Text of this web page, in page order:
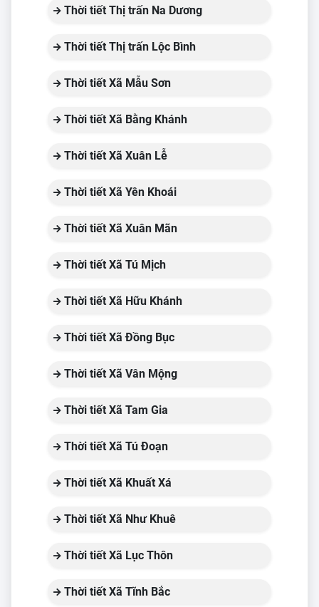
Thời tiết Thị trấn Na Dương
Thời tiết Thị trấn Lộc Bình
Thời tiết Xã Mẫu Sơn
Thời tiết Xã Bằng Khánh
Thời tiết Xã Xuân Lễ
Thời tiết Xã Yên Khoái
Thời tiết Xã Xuân Mãn
Thời tiết Xã Tú Mịch
Thời tiết Xã Hữu Khánh
Thời tiết Xã Đồng Bục
Thời tiết Xã Vân Mộng
Thời tiết Xã Tam Gia
Thời tiết Xã Tú Đoạn
Thời tiết Xã Khuất Xá
Thời tiết Xã Như Khuê
Thời tiết Xã Lục Thôn
Thời tiết Xã Tĩnh Bắc